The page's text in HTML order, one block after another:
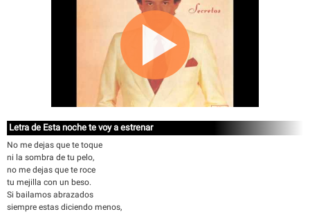
Letra de Esta noche te voy a estrenar
No me dejas que te toque
ni la sombra de tu pelo,
no me dejas que te roce
tu mejilla con un beso.
Si bailamos abrazados
siempre estas diciendo menos,